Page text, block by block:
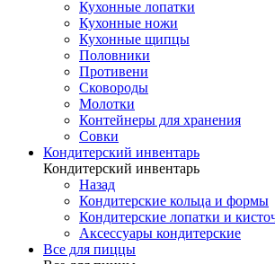
Кухонные лопатки
Кухонные ножи
Кухонные щипцы
Половники
Противени
Сковороды
Молотки
Контейнеры для хранения
Совки
Кондитерский инвентарь
Кондитерский инвентарь
Назад
Кондитерские кольца и формы
Кондитерские лопатки и
Аксессуары кондитерские
Все для пиццы